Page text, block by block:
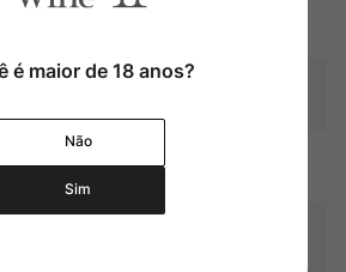
10ºC – 12ºC
é maior de 18 anos?
Não
Sim